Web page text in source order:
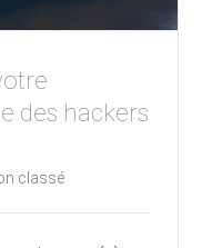
des hackers
classé